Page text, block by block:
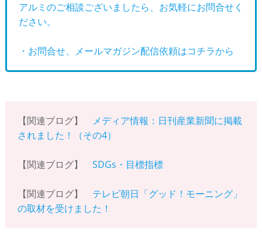
アルミのご相談ございましたら、お気軽にお問合せく
ださい。
・お問合せ、メールマガジン配信依頼はコチラから
【関連ブログ】 メディア情報：日刊産業新聞に掲載
されました！（その4）
【関連ブログ】 SDGs・目標指標
【関連ブログ】 テレビ朝日「グッド！モーニング」
の取材を受けました！